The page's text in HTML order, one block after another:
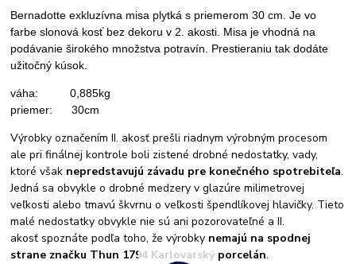
Bernadotte exkluzívna misa plytká s priemerom 30 cm.Je vo
farbe slonová kosť bez dekoru v 2. akosti. Misa je vhodná na
podávanie širokého množstva potravín. Prestieraniu tak dodáte
užitočný kúsok.
váha: 0,885kg
priemer: 30cm
Výrobky označením II. akosť prešli riadnym výrobným procesom
ale pri finálnej kontrole boli zistené drobné nedostatky, vady,
ktoré však nepredstavujú závadu pre konečného spotrebiteľa.
Jedná sa obvykle o drobné medzery v glazúre milimetrovej
veľkosti alebo tmavú škvrnu o veľkosti špendlíkovej hlavičky. Tieto
malé nedostatky obvykle nie sú ani pozorovateľné a II.
akosť spoznáte podľa toho, že výrobky nemajú na spodnej
strane značku Thun 1794 Karlovarský porcelán.